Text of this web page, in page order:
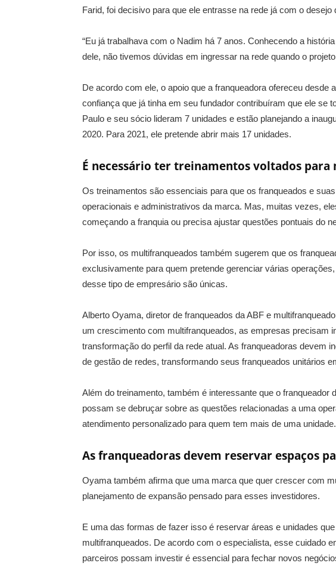
Farid, foi decisivo para que ele entrasse na rede já com o
“Eu já trabalhava com o Nadim há 7 anos. Conhecendo a
dele, não tivemos dúvidas em ingressar na rede quando o
De acordo com ele, o apoio que a franqueadora ofereceu desde
confiança que já tinha em seu fundador contribuíram que ele se
Paulo e seu sócio lideram 7 unidades e estão planejando a
2020. Para 2021, ele pretende abrir mais 17 unidades.
É necessário ter treinamentos voltados
Os treinamentos são essenciais para que os franqueados e
operacionais e administrativos da marca. Mas, muitas vezes,
começando a franquia ou precisa ajustar questões pontuais do
Por isso, os multifranqueados também sugerem que os
exclusivamente para quem pretende gerenciar várias
desse tipo de empresário são únicas.
Alberto Oyama, diretor de franqueados da ABF e
um crescimento com multifranqueados, as empresas precisam
transformação do perfil da rede atual. As franqueadoras devem
de gestão de redes, transformando seus franqueados unitários
Além do treinamento, também é interessante que o franqueador
possam se debruçar sobre as questões relacionadas a uma
atendimento personalizado para quem tem mais de uma unidade.
As franqueadoras devem reservar espaços
Oyama também afirma que uma marca que quer crescer com
planejamento de expansão pensado para esses investidores.
E uma das formas de fazer isso é reservar áreas e unidades
multifranqueados. De acordo com o especialista, esse cuidado
parceiros possam investir é essencial para fechar novos